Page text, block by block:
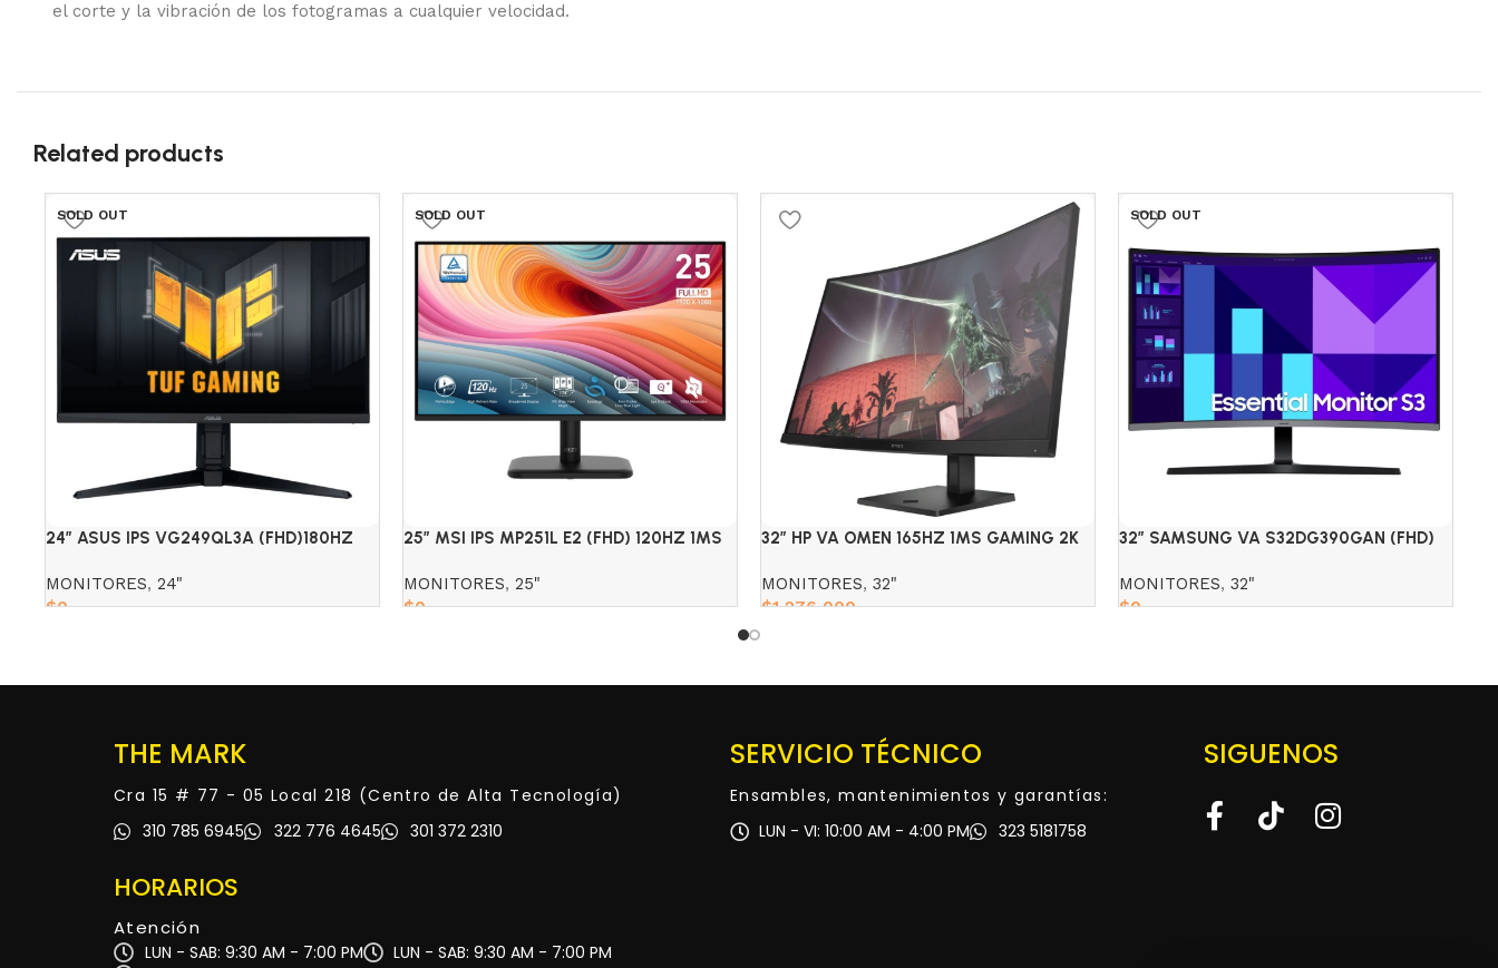
el corte y la vibración de los fotogramas a cualquier velocidad.
Related products
SOLD OUT
24″ ASUS IPS VG249QL3A (FHD)180HZ
MONITORES, 24"
$0
SOLD OUT
25″ MSI IPS MP251L E2 (FHD) 120HZ 1MS
MONITORES, 25"
$0
32″ HP VA OMEN 165HZ 1MS GAMING 2K
MONITORES, 32"
$1,276,000
SOLD OUT
32″ SAMSUNG VA S32DG390GAN (FHD)
MONITORES, 32"
$0
THE MARK
Cra 15 # 77 - 05 Local 218 (Centro de Alta Tecnología)
310 785 6945
322 776 4645 301 372 2310
HORARIOS
Atención
LUN - SAB: 9:30 AM - 7:00 PM
LUN - SAB: 9:30 AM - 7:00 PM
SERVICIO TÉCNICO
Ensambles, mantenimientos y garantías:
LUN - VI: 10:00 AM - 4:00 PM
323 5181758
SIGUENOS